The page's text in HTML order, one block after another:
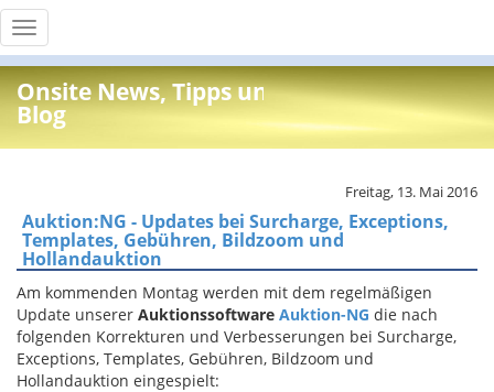
Toggle
navigation
Onsite News, Tipps und Info
Blog
Freitag, 13. Mai 2016
Auktion:NG - Updates bei Surcharge, Exceptions,
Templates, Gebühren, Bildzoom und
Hollandauktion
Am kommenden Montag werden mit dem regelmäßigen
Update unserer Auktionssoftware Auktion-NG die nach
folgenden Korrekturen und Verbesserungen bei Surcharge,
Exceptions, Templates, Gebühren, Bildzoom und
Hollandauktion eingespielt: